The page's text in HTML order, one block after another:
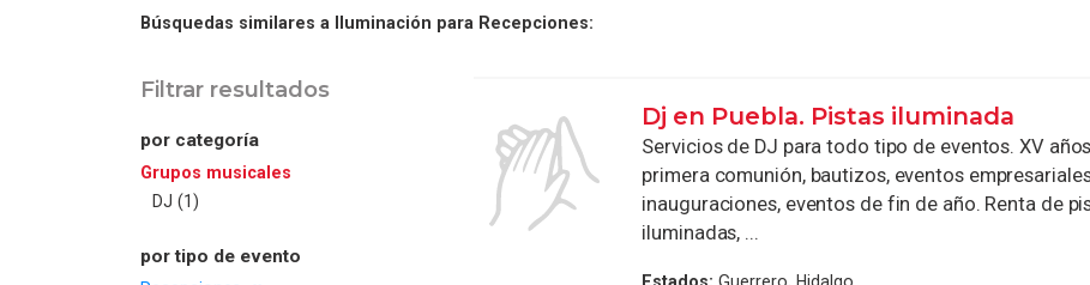
Búsquedas similares a Iluminación para Recepciones:
Filtrar resultados
por categoría
Grupos musicales
DJ (1)
por tipo de evento
Dj en Puebla. Pistas iluminada
Servicios de DJ para todo tipo de eventos. XV
primera comunión, bautizos, eventos
inauguraciones, eventos de fin de año. Renta de
iluminadas, ...
Estados: Guerrero, Hidalgo